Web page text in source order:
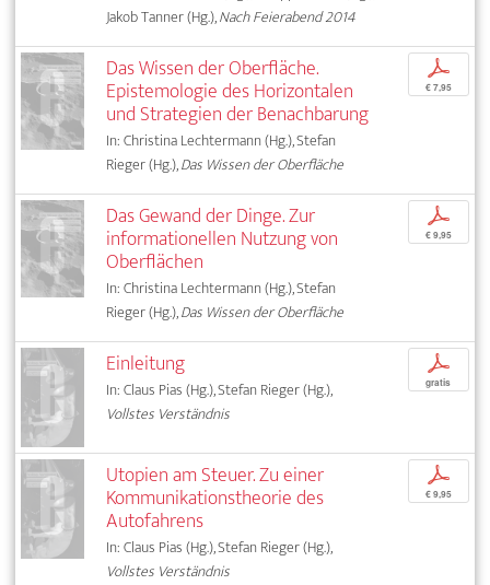
Jakob Tanner (Hg.),Nach Feierabend 2014
Das Wissen der Oberfläche.
Epistemologie des Horizontalen
und Strategien der Benachbarung
In: Christina Lechtermann (Hg.), Stefan
Rieger (Hg.),Das Wissen der Oberfläche
p
€ 7,95
Das Gewand der Dinge. Zur
informationellen Nutzung von
Oberflächen
In: Christina Lechtermann (Hg.), Stefan
Rieger (Hg.),Das Wissen der Oberfläche
p
€ 9,95
Einleitung
In: Claus Pias (Hg.), Stefan Rieger (Hg.),
Vollstes Verständnis
p
gratis
Utopien am Steuer. Zu einer
Kommunikationstheorie des
Autofahrens
In: Claus Pias (Hg.), Stefan Rieger (Hg.),
Vollstes Verständnis
p
€ 9,95